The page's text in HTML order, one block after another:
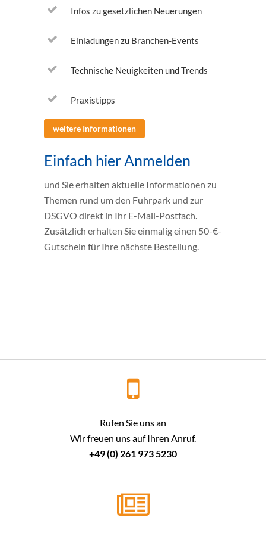
Infos zu gesetzlichen Neuerungen
Einladungen zu Branchen-Events
Technische Neuigkeiten und Trends
Praxistipps
weitere Informationen
Einfach hier Anmelden
und Sie erhalten aktuelle Informationen zu
Themen rund um den Fuhrpark und zur
DSGVO direkt in Ihr E-Mail-Postfach.
Zusätzlich erhalten Sie einmalig einen 50-€-
Gutschein für Ihre nächste Bestellung.
Rufen Sie uns an
Wir freuen uns auf Ihren Anruf.
+49 (0) 261 973 5230